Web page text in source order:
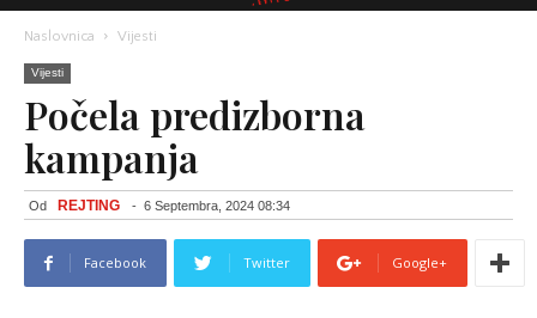
Naslovnica Vijesti
Vijesti
Počela predizborna
kampanja
Od REJTING - 6 Septembra, 2024 08:34
Facebook Twitter Google+